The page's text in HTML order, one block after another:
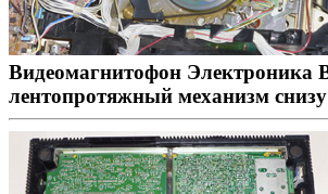
Видеомагнитофон Электроника
лентопротяжный механизм снизу